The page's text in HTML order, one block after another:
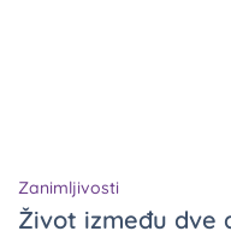
Zanimljivosti
Život između dve